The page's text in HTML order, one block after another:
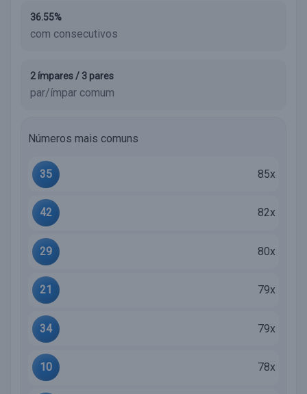
36.55%
com consecutivos
2 ímpares / 3 pares
par/ímpar comum
Números mais comuns
35 85x
42 82x
29 80x
21 79x
34 79x
10 78x